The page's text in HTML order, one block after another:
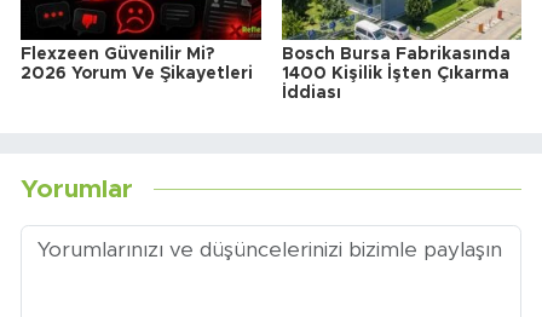
Flexzeen Güvenilir Mi?
2026 Yorum Ve Şikayetleri
Bosch Bursa Fabrikasında
1400 Kişilik İşten Çıkarma
İddiası
Yorumlar